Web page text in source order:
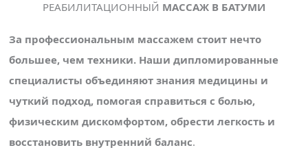
РЕАБИЛИТАЦИОННЫЙ МАССАЖ В БАТУМИ
За профессиональным массажем стоит нечто
большее, чем техники. Наши дипломированные
специалисты объединяют знания медицины и
чуткий подход, помогая справиться с болью,
физическим дискомфортом, обрести легкость и
восстановить внутренний баланс.